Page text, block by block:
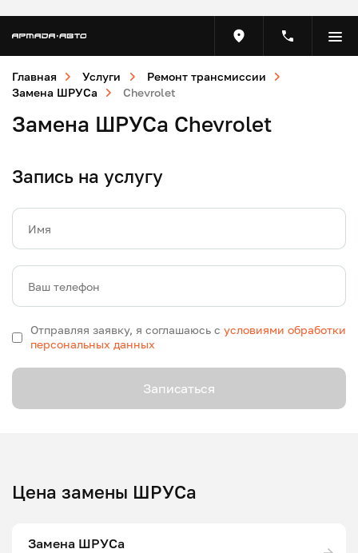
Главная Услуги
Ремонт трансмиссии
Замена ШРУСа
Chevrolet
Замена ШРУСа Chevrolet
Запись на услугу
Имя
Ваш телефон
Отправляя заявку, я соглашаюсь с условиями обработки
персональных данных
Записаться
Цена замены ШРУСа
Замена ШРУСа